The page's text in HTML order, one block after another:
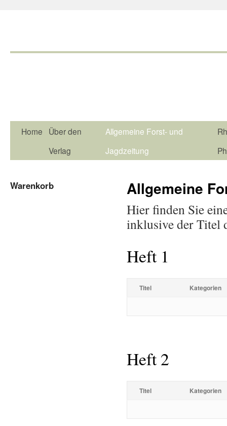
Home
Über den
Verlag
Allgemeine Forst- und
Jagdzeitung
Allgemeine
Hier finden Sie
inklusive der Titel
Heft 1
Titel Kategorien
Heft 2
Titel Kategorien
Warenkorb